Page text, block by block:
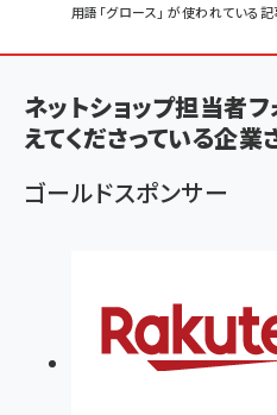
ン
く
ず
用語「グロース」 が使われている
ネットショップ担当者
えてくださっている企業
ゴールドスポンサー